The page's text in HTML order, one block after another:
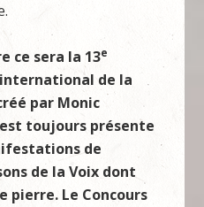
ce sera la 13e
de la
par Monic
toujours présente
de
de la Voix dont
pierre. Le Concours